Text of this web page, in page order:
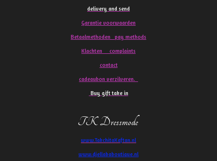
delivery and send
Garantie voorwaarden
Betaalmethoden pay methods
Klachten complaints
contact
cadeaubon verzilveren.
Buy gift take in
TK Dressmode
www.TakchitaKaftan.nl
www.djellababoutique.nl